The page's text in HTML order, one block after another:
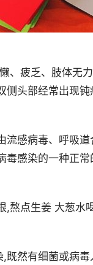
、疲乏、肢体无
侧头部经常出现钝
流感病毒、呼吸
毒感染的一种正
,熬点生姜 大葱水
既然有细菌或病